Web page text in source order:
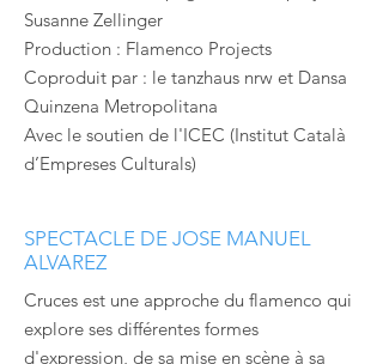
Susanne Zellinger
Production : Flamenco Projects
Coproduit par : le tanzhaus nrw et Dansa
Quinzena Metropolitana
Avec le soutien de l'ICEC (Institut Català
d’Empreses Culturals)
SPECTACLE DE JOSE MANUEL
ALVAREZ
Cruces est une approche du flamenco qui
explore ses différentes formes
d'expression, de sa mise en scène à sa